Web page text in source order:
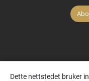
Dette nettstedet bruker